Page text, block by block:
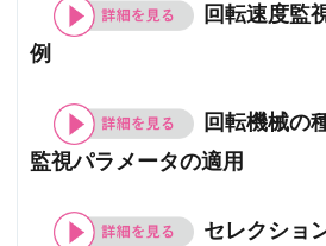
回転速度監
例
回転機械の
監視パラメータの適用
セレクショ